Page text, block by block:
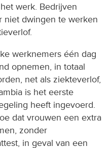
werk. Bedrijven
niet dwingen te werken
werknemers één dag
opnemen, in totaal
net als ziekteverlof,
is het eerste
heeft ingevoerd.
dat vrouwen een extra
zonder
in geval van een